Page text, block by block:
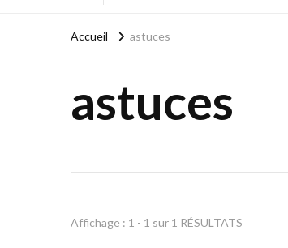
Accueil astuces
astuces
Affichage : 1 - 1 sur 1 RÉSULTATS